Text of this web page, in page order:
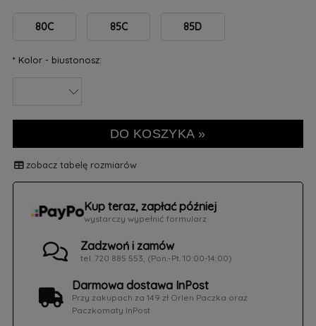
80C 85C 85D
*Kolor - biustonosz:
DO KOSZYKA »
zobacz tabelę rozmiarów
Kup teraz, zapłać później
wystarczy wypełnić formularz
Zadzwoń i zamów
tel. 720 885 553, (Pon.-Pt. 10:00-14:00)
Darmowa dostawa InPost
Przy zakupach za 149 zł Orlen Paczka oraz
Paczkomaty InPost